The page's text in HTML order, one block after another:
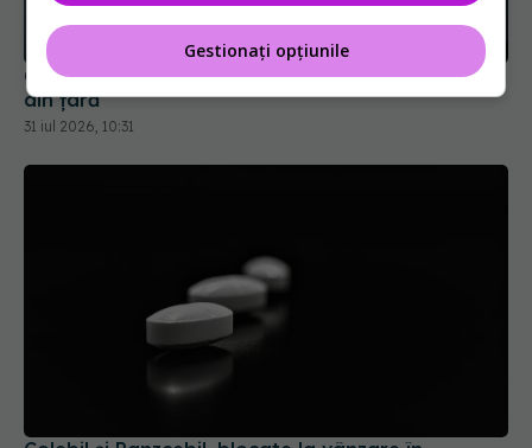
Cseke Attila, anunț de ultimă oră despre spitalele
din țară
31 iul 2026, 10:31
Colebil și Panzcebil, blocate la vânzare în
04 aug 2026, 19:47
Gestionați opțiunile